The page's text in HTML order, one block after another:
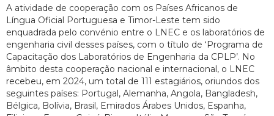
A atividade de cooperação com os Países Africanos de
Língua Oficial Portuguesa e Timor-Leste tem sido
enquadrada pelo convénio entre o LNEC e os laboratórios de
engenharia civil desses países, com o título de ‘Programa de
Capacitação dos Laboratórios de Engenharia da CPLP’. No
âmbito desta cooperação nacional e internacional, o LNEC
recebeu, em 2024, um total de 111 estagiários, oriundos dos
seguintes países: Portugal, Alemanha, Angola, Bangladesh,
Bélgica, Bolívia, Brasil, Emirados Árabes Unidos, Espanha,